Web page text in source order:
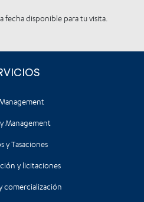
fecha disponible para tu visita.
Management
y Tasaciones
y licitaciones
comercialización